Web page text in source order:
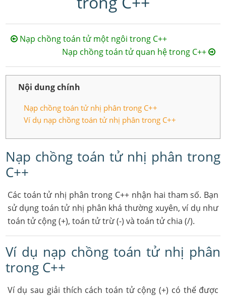
Nạp chồng toán tử một ngôi trong C++
Nạp chồng toán tử quan hệ trong C++
Nội dung chính
Nạp chồng toán tử nhị phân trong C++
Ví dụ nạp chồng toán tử nhị phân trong C++
Nạp chồng toán tử nhị phân trong
C++
Các toán tử nhị phân trong C++ nhận hai tham số. Bạn
sử dụng toán tử nhị phân khá thường xuyên, ví dụ như
toán tử cộng (+), toán tử trừ (-) và toán tử chia (/).
Ví dụ nạp chồng toán tử nhị phân
trong C++
Ví dụ sau giải thích cách toán tử cộng (+) có thể được